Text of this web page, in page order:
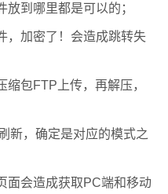
到哪里都是可以的；
加密了！会造成跳转失
包FTP上传，再解压，
新，确定是对应的模式之
会造成获取PC端和移动